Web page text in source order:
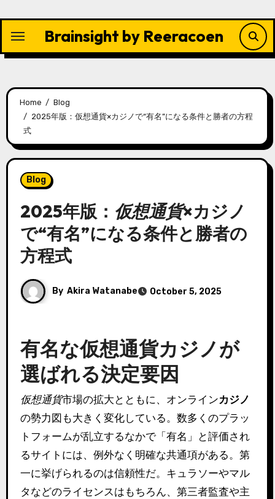
content
Brainsight by Reeracoen
Home
Blog
2025年版：仮想通貨×カジノで“有名”になる条件と勝者の方程
式
Blog
2025年版： 仮想通貨×カジノ
で“有名”になる条件と勝者の
方程式
By Akira Watanabe October 5, 2025
有名な仮想通貨カジノが
選ばれる決定要因
仮想通貨市場の拡大とともに、オンラインカジノ
の勢力図も大きく変化している。数多くのプラッ
トフォームが乱立するなかで「有名」と評価され
るサイトには、例外なく明確な共通項がある。第
一に挙げられるのは信頼性だ。キュラソーやマル
タなどのライセンスはもちろん、第三者監査や主